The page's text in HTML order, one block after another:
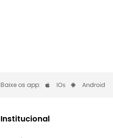
Baixe os app:
Institucional